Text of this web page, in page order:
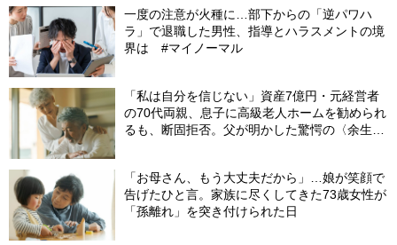
一度の注意が火種に…部下からの「逆パワハ
ラ」で退職した男性、指導とハラスメントの境
界は #マイノーマル
「私は自分を信じない」資産7億円・元経営者
の70代両親、息子に高級老人ホームを勧められ
るも、断固拒否。父が明かした驚愕の〈余生計
「お母さん、もう大丈夫だから」…娘が笑顔で
告げたひと言。家族に尽くしてきた73歳女性が
「孫離れ」を突き付けられた日